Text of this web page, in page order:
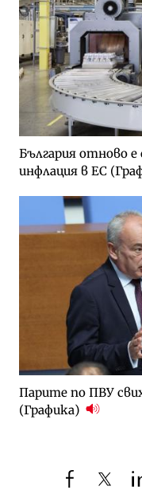
България отново е
инфлация в ЕС
Парите по ПВУ
(Графика)
facebooktwitter